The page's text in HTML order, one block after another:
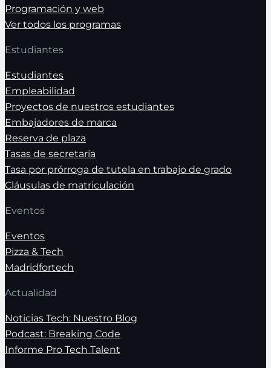
Programación y web
Ver todos los programas
Estudiantes
Estudiantes
Empleabilidad
Proyectos de nuestros estudiantes
Embajadores de marca
Reserva de plaza
Tasas de secretaría
Tasa por prórroga de tutela en trabajo de grado
Cláusulas de matriculación
Eventos
Eventos
Pizza & Tech
Madridfortech
Actualidad
Noticias Tech: Nuestro Blog
Podcast: Breaking Code
Informe Pro Tech Talent